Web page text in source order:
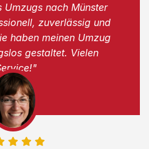
Umzugs nach Münster
zuverlässig und
haben meinen Umzug
gestaltet. Vielen